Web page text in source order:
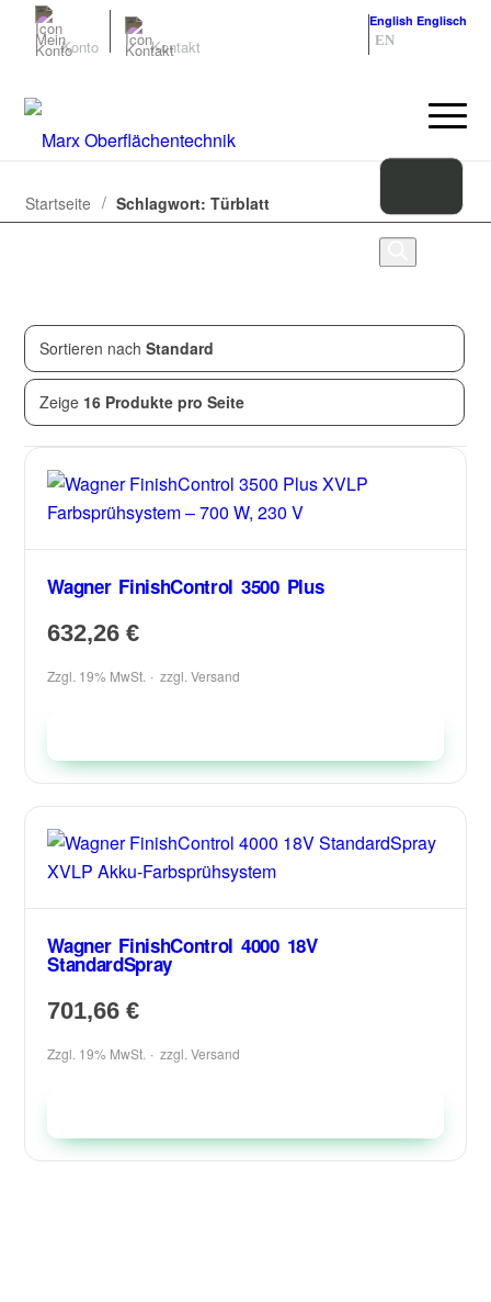
Konto Kontakt
English Englisch
EN
Startseite / Schlagwort: Türblatt
Sortieren nachStandard
Zeige 16 Produkte pro Seite
Zeige2von2Produkten
Wagner FinishControl 3500 Plus
632,26€
Zzgl. 19% MwSt. zzgl.Versand
Wagner FinishControl 4000 18V
StandardSpray
701,66€
Zzgl. 19% MwSt. zzgl.Versand